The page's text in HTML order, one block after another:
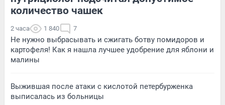
количество чашек
2 часа 1 840 7
Не нужно выбрасывать и сжигать ботву помидоров и
картофеля! Как я нашла лучшее удобрение для яблони и
малины
Выжившая после атаки с кислотой петербурженка
выписалась из больницы